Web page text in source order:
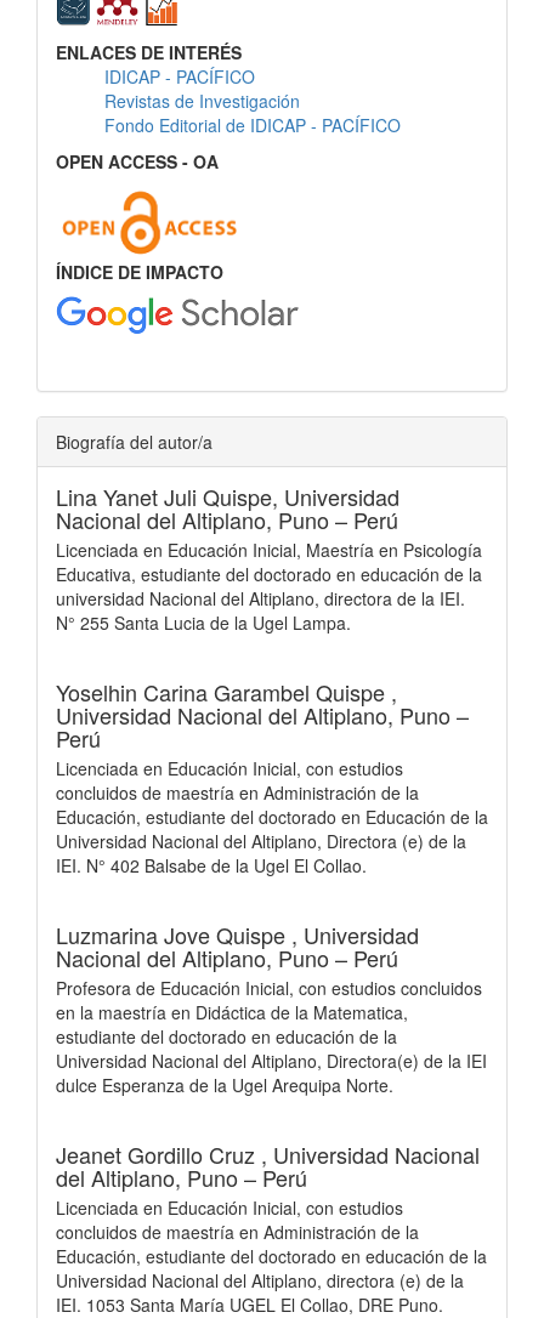
ENLACES DE INTERÉS
IDICAP - PACÍFICO
Revistas de Investigación
Fondo Editorial de IDICAP - PACÍFICO
OPEN ACCESS - OA
ÍNDICE DE IMPACTO
Biografía del autor/a
Lina Yanet Juli Quispe, Universidad
Nacional del Altiplano, Puno – Perú
Licenciada en Educación Inicial, Maestría en Psicología
Educativa, estudiante del doctorado en educación de la
universidad Nacional del Altiplano, directora de la IEI.
N° 255 Santa Lucia de la Ugel Lampa.
Yoselhin Carina Garambel Quispe ,
Universidad Nacional del Altiplano, Puno –
Perú
Licenciada en Educación Inicial, con estudios
concluidos de maestría en Administración de la
Educación, estudiante del doctorado en Educación de la
Universidad Nacional del Altiplano, Directora (e) de la
IEI. N° 402 Balsabe de la Ugel El Collao.
Luzmarina Jove Quispe , Universidad
Nacional del Altiplano, Puno – Perú
Profesora de Educación Inicial, con estudios concluidos
en la maestría en Didáctica de la Matematica,
estudiante del doctorado en educación de la
Universidad Nacional del Altiplano, Directora(e) de la IEI
dulce Esperanza de la Ugel Arequipa Norte.
Jeanet Gordillo Cruz , Universidad Nacional
del Altiplano, Puno – Perú
Licenciada en Educación Inicial, con estudios
concluidos de maestría en Administración de la
Educación, estudiante del doctorado en educación de la
Universidad Nacional del Altiplano, directora (e) de la
IEI. 1053 Santa María UGEL El Collao, DRE Puno.